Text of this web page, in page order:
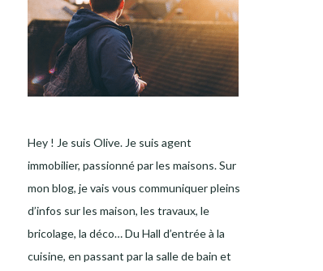
Hey ! Je suis Olive. Je suis agent
immobilier, passionné par les maisons. Sur
mon blog, je vais vous communiquer pleins
d’infos sur les maison, les travaux, le
bricolage, la déco… Du Hall d’entrée à la
cuisine, en passant par la salle de bain et